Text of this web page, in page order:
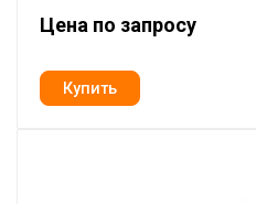
Цена по запросу